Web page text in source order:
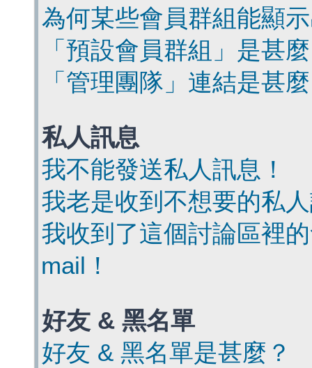
為何某些會員群組能顯
「預設會員群組」是甚
「管理團隊」連結是甚
私人訊息
我不能發送私人訊息！
我老是收到不想要的私
我收到了這個討論區裡
mail！
好友 & 黑名單
好友 & 黑名單是甚麼？